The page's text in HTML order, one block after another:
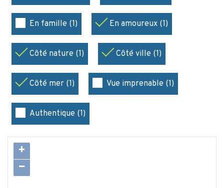
En famille (1) En amoureux (1)
Côté nature (1) Côté ville (1)
Côté mer (1) Vue imprenable (1)
Authentique (1)
+
−